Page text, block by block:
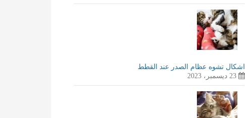
اشكال تشوه عظام الصدر عند القطط
23 ديسمبر، 2023